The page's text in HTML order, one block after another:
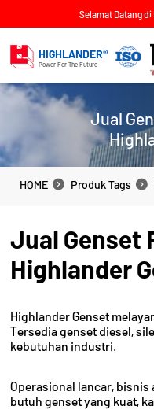
Selamat Datang
HIGHLANDER®
Power For The Future
Jual
HOME Produk Tags
HOME Produk Tags
Jual Genset
Highlander
Highlander Genset
Tersedia genset diesel,
kebutuhan industri.
Operasional lancar, bisnis
butuh genset yang kuat,